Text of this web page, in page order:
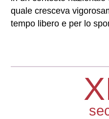
quale cresceva
tempo libero e per lo